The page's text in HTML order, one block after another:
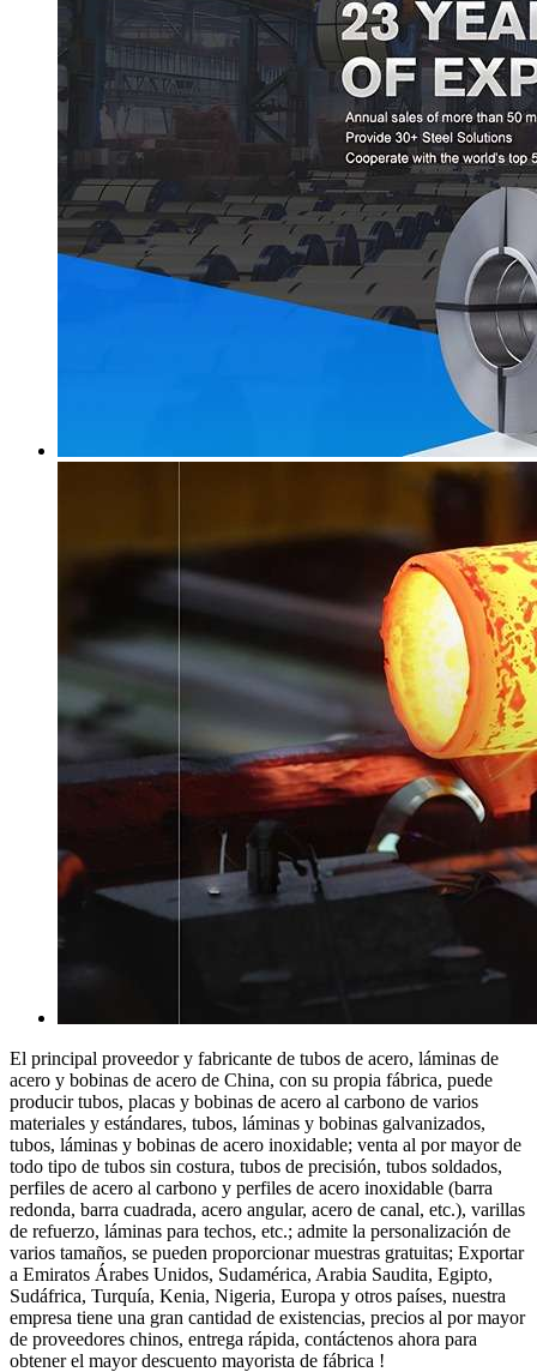
El principal proveedor y fabricante de tubos de acero, láminas de
acero y bobinas de acero de China, con su propia fábrica, puede
producir tubos, placas y bobinas de acero al carbono de varios
materiales y estándares, tubos, láminas y bobinas galvanizados,
tubos, láminas y bobinas de acero inoxidable; venta al por mayor de
todo tipo de tubos sin costura, tubos de precisión, tubos soldados,
perfiles de acero al carbono y perfiles de acero inoxidable (barra
redonda, barra cuadrada, acero angular, acero de canal, etc.), varillas
de refuerzo, láminas para techos, etc.; admite la personalización de
varios tamaños, se pueden proporcionar muestras gratuitas; Exportar
a Emiratos Árabes Unidos, Sudamérica, Arabia Saudita, Egipto,
Sudáfrica, Turquía, Kenia, Nigeria, Europa y otros países, nuestra
empresa tiene una gran cantidad de existencias, precios al por mayor
de proveedores chinos, entrega rápida, contáctenos ahora para
obtener el mayor descuento mayorista de fábrica !